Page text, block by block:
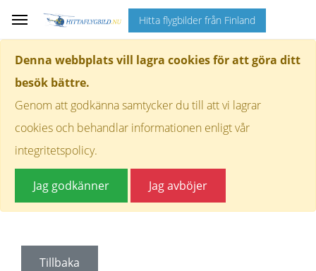
Denna webbplats vill lagra cookies för att göra ditt
besök bättre.
Genom att godkänna samtycker du till att vi lagrar
cookies och behandlar informationen enligt vår
integritetspolicy.
Jag godkänner Jag avböjer
Hitta flygbilder från Finland
Tillbaka